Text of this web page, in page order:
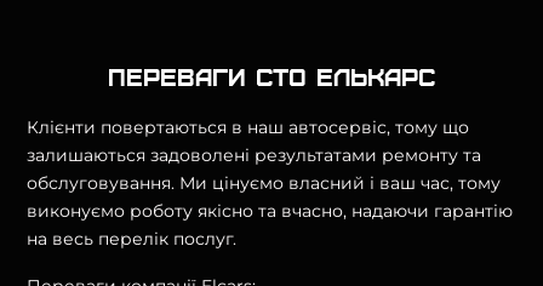
Переваги СТО Елькарс
Клієнти повертаються в наш автосервіс, тому що
залишаються задоволені результатами ремонту та
обслуговування. Ми цінуємо власний і ваш час, тому
виконуємо роботу якісно та вчасно, надаючи гарантію
на весь перелік послуг.